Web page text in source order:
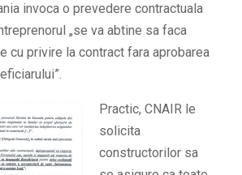
invoca o prevedere contractuala
„se va abtine sa faca
cu privire la contract fara aprobarea
Practic, CNAIR le
solicita
constructorilor sa